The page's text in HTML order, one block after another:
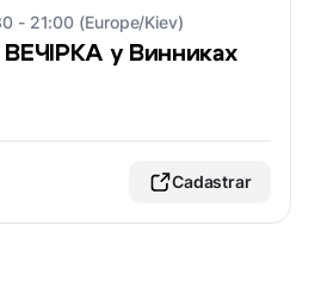
- 21:00 (Europe/Kiev)
у Винниках
Cadastrar